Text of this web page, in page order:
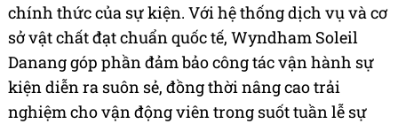
chính thức của sự kiện. Với hệ thống dịch vụ và cơ
sở vật chất đạt chuẩn quốc tế, Wyndham Soleil
Danang góp phần đảm bảo công tác vận hành sự
kiện diễn ra suôn sẻ, đồng thời nâng cao trải
nghiệm cho vận động viên trong suốt tuần lễ sự